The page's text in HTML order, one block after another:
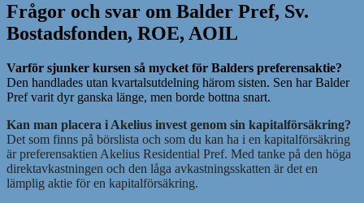
Frågor och svar om Balder Pref, Sv.
Bostadsfonden, ROE, AOIL
Varför sjunker kursen så mycket för Balders preferensaktie?
Den handlades utan kvartalsutdelning härom sisten. Sen har Balder
Pref varit dyr ganska länge, men borde bottna snart.
Kan man placera i Akelius invest genom sin kapitalförsäkring?
Det som finns på börslista och som du kan ha i en kapitalförsäkring
är preferensaktien Akelius Residential Pref. Med tanke på den höga
direktavkastningen och den låga avkastningsskatten är det en
lämplig aktie för en kapitalförsäkring.